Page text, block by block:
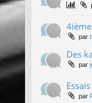
par
Des
par
par